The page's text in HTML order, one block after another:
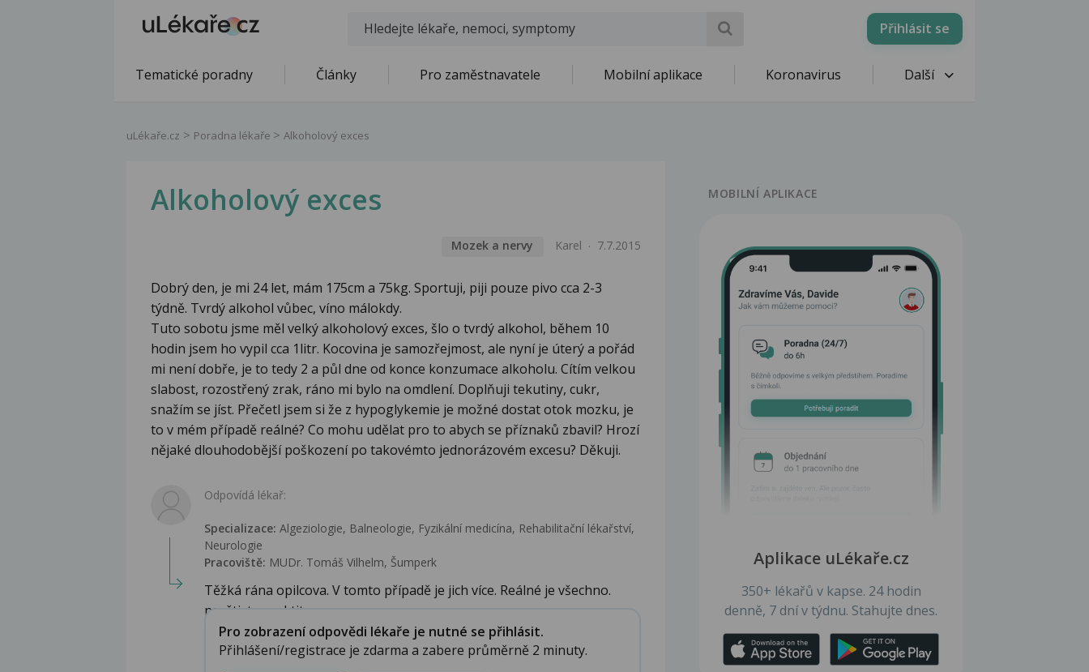
Přihlásit se
Tematické poradny Články Pro zaměstnavatele Mobilní aplikace Koronavirus Další
uLékaře.cz Poradna lékaře Alkoholový exces
Alkoholový exces
Mozek a nervy Karel 7.7.2015
Dobrý den, je mi 24 let, mám 175cm a 75kg. Sportuji, piji pouze pivo cca 2-3
týdně. Tvrdý alkohol vůbec, víno málokdy.
Tuto sobotu jsme měl velký alkoholový exces, šlo o tvrdý alkohol, během 10
hodin jsem ho vypil cca 1litr. Kocovina je samozřejmost, ale nyní je úterý a pořád
mi není dobře, je to tedy 2 a půl dne od konce konzumace alkoholu. Cítím velkou
slabost, rozostřený zrak, ráno mi bylo na omdlení. Doplňuji tekutiny, cukr,
snažím se jíst. Přečetl jsem si že z hypoglykemie je možné dostat otok mozku, je
to v mém případě reálné? Co mohu udělat pro to abych se příznaků zbavil? Hrozí
nějaké dlouhodobější poškození po takovémto jednorázovém excesu? Děkuji.
Odpovídá lékař:
Specializace: Algeziologie, Balneologie, Fyzikální medicína, Rehabilitační lékařství‎,
Neurologie
Pracoviště: MUDr. Tomáš Vilhelm, Šumperk
Těžká rána opilcova. V tomto případě je jich více. Reálné je všechno.
navštivte praktit...
Pro zobrazení odpovědi lékaře je nutné se přihlásit.
Přihlášení/registrace je zdarma a zabere průměrně 2 minuty.
MOBILNÍ APLIKACE
Aplikace uLékaře.cz
350+ lékařů v kapse. 24 hodin
denně, 7 dní v týdnu. Stahujte dnes.